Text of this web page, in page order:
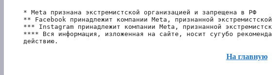
* Meta признана экстремистской организацией и запрещена в РФ
** Facebook принадлежит компании Meta, признанной
*** Instagram принадлежит компании Meta, признанной
**** Вся информация, изложенная на сайте, носит сугубо
действию.
На главную